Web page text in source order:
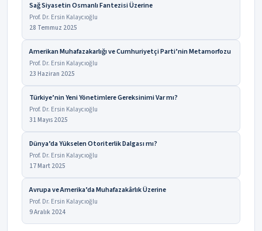
Sağ Siyasetin Osmanlı Fantezisi Üzerine
Prof. Dr. Ersin Kalaycıoğlu
28 Temmuz 2025
Amerikan Muhafazakarlığı ve Cumhuriyetçi Parti’nin Metamorfozu
Prof. Dr. Ersin Kalaycıoğlu
23 Haziran 2025
Türkiye’nin Yeni Yönetimlere Gereksinimi Var mı?
Prof. Dr. Ersin Kalaycıoğlu
31 Mayıs 2025
Dünya’da Yükselen Otoriterlik Dalgası mı?
Prof. Dr. Ersin Kalaycıoğlu
17 Mart 2025
Avrupa ve Amerika’da Muhafazakârlık Üzerine
Prof. Dr. Ersin Kalaycıoğlu
9 Aralık 2024